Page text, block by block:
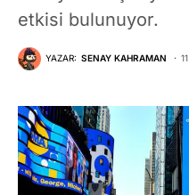
etkisi bulunuyor.
YAZAR: SENAY KAHRAMAN